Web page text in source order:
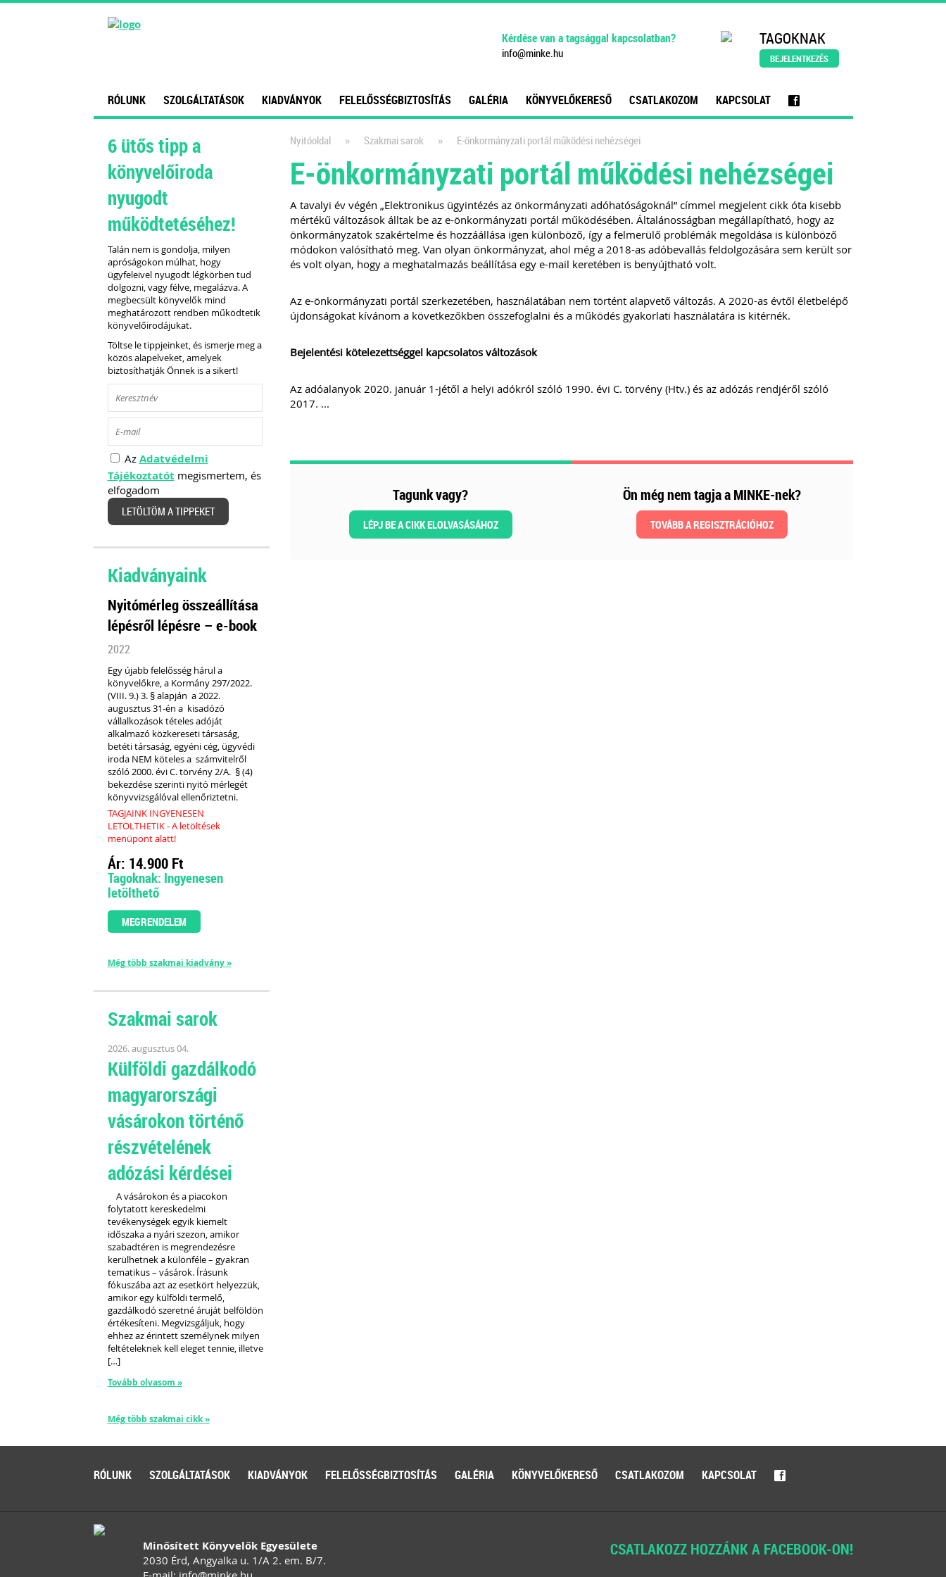
Kérdése van a tagsággal kapcsolatban?
info@minke.hu
TAGOKNAK
BEJELENTKEZÉS
RÓLUNK SZOLGÁLTATÁSOK KIADVÁNYOK FELELŐSSÉGBIZTOSÍTÁS GALÉRIA KÖNYVELŐKERESŐ CSATLAKOZOM KAPCSOLAT f
Nyitóoldal » Szakmai sarok » E-önkormányzati portál működési nehézségei
E-önkormányzati portál működési nehézségei
A tavalyi év végén „Elektronikus ügyintézés az önkormányzati adóhatóságoknál” címmel megjelent cikk óta kisebb
mértékű változások álltak be az e-önkormányzati portál működésében. Általánosságban megállapítható, hogy az
önkormányzatok szakértelme és hozzáállása igen különböző, így a felmerülő problémák megoldása is különböző
módokon valósítható meg. Van olyan önkormányzat, ahol még a 2018-as adóbevallás feldolgozására sem került sor
és volt olyan, hogy a meghatalmazás beállítása egy e-mail keretében is benyújtható volt.
Az e-önkormányzati portál szerkezetében, használatában nem történt alapvető változás. A 2020-as évtől életbelépő
újdonságokat kívánom a következőkben összefoglalni és a működés gyakorlati használatára is kitérnék.
Bejelentési kötelezettséggel kapcsolatos változások
Az adóalanyok 2020. január 1-jétől a helyi adókról szóló 1990. évi C. törvény (Htv.) és az adózás rendjéről szóló
2017. ...
Tagunk vagy?
LÉPJ BE A CIKK ELOLVASÁSÁHOZ
Ön még nem tagja a MINKE-nek?
TOVÁBB A REGISZTRÁCIÓHOZ
6 ütős tipp a
könyvelőiroda
nyugodt
működtetéséhez!
Talán nem is gondolja, milyen
apróságokon múlhat, hogy
ügyfeleivel nyugodt légkörben tud
dolgozni, vagy félve, megalázva. A
megbecsült könyvelők mind
meghatározott rendben működtetik
könyvelőirodájukat.
Töltse le tippjeinket, és ismerje meg a
közös alapelveket, amelyek
biztosíthatják Önnek is a sikert!
Az Adatvédelmi
Tájékoztatót megismertem, és
elfogadom
LETÖLTÖM A TIPPEKET
Kiadványaink
Nyitómérleg összeállítása
lépésről lépésre – e-book
2022
Egy újabb felelősség hárul a
könyvelőkre, a Kormány 297/2022.
(VIII. 9.) 3. § alapján a 2022.
augusztus 31-én a kisadózó
vállalkozások tételes adóját
alkalmazó közkereseti társaság,
betéti társaság, egyéni cég, ügyvédi
iroda NEM kötelesa számvitelről
szóló 2000. évi C. törvény 2/A. § (4)
bekezdése szerinti nyitó mérlegét
könyvvizsgálóval ellenőriztetni.
TAGJAINK INGYENESEN
LETÖLTHETIK - A letöltések
menüpont alatt!
Ár: 14.900 Ft
Tagoknak: Ingyenesen
letölthető
MEGRENDELEM
Még több szakmai kiadvány »
Szakmai sarok
2026. augusztus 04.
Külföldi gazdálkodó
magyarországi
vásárokon történő
részvételének
adózási kérdései
A vásárokon és a piacokon
folytatott kereskedelmi
tevékenységek egyik kiemelt
időszaka a nyári szezon, amikor
szabadtéren is megrendezésre
kerülhetnek a különféle – gyakran
tematikus – vásárok. Írásunk
fókuszába azt az esetkört helyezzük,
amikor egy külföldi termelő,
gazdálkodó szeretné áruját belföldön
értékesíteni. Megvizsgáljuk, hogy
ehhez az érintett személynek milyen
feltételeknek kell eleget tennie, illetve
[…]
Tovább olvasom »
Még több szakmai cikk »
RÓLUNK SZOLGÁLTATÁSOK KIADVÁNYOK FELELŐSSÉGBIZTOSÍTÁS GALÉRIA KÖNYVELŐKERESŐ CSATLAKOZOM KAPCSOLAT f
CSATLAKOZZ HOZZÁNK A FACEBOOK-ON!
Minősített Könyvelők Egyesülete
2030 Érd, Angyalka u. 1/A 2. em. B/7.